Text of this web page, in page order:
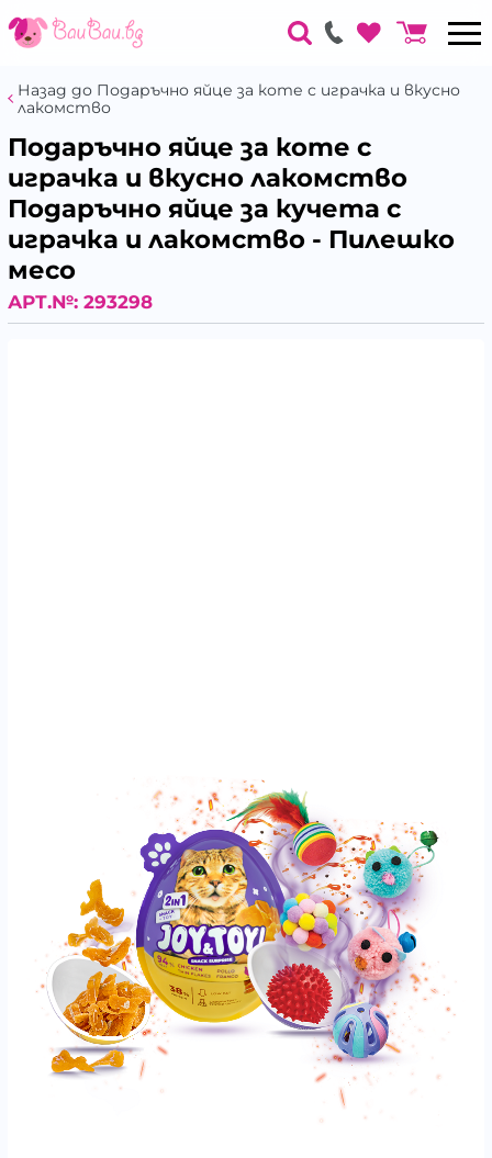
Назад до Подаръчно яйце за коте с играчка и вкусно
лакомство
Подаръчно яйце за коте с
играчка и вкусно лакомство
Подаръчно яйце за кучета с
играчка и лакомство - Пилешко
месо
АРТ.№: 293298